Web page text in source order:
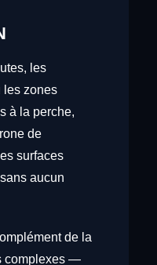
les
les zones
à la perche,
de
surfaces
aucun
de la
complexes —